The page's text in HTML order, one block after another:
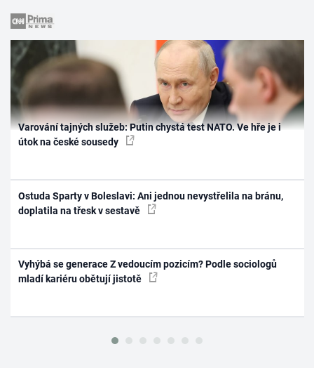
Varování tajných služeb: Putin chystá test NATO. Ve hře je i
útok na české sousedy
Ostuda Sparty v Boleslavi: Ani jednou nevystřelila na bránu,
doplatila na třesk v sestavě
Vyhýbá se generace Z vedoucím pozicím? Podle sociologů
mladí kariéru obětují jistotě